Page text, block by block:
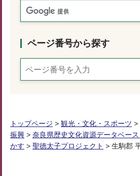
ページ番号から探す
トップページ > 観光・文化・スポーツ >
振興 > 奈良県歴史文化資源データベース
かす > 聖徳太子プロジェクト > 生駒郡